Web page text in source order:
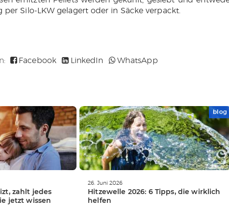
per Silo-LKW gelagert oder in Säcke verpackt.
Facebook LinkedIn WhatsApp
zahlt jedes
jetzt wissen
WEITERLESEN
blog
26. Juni 2026
Hitzewelle 2026: 6 Tipps, die wirklich
helfen